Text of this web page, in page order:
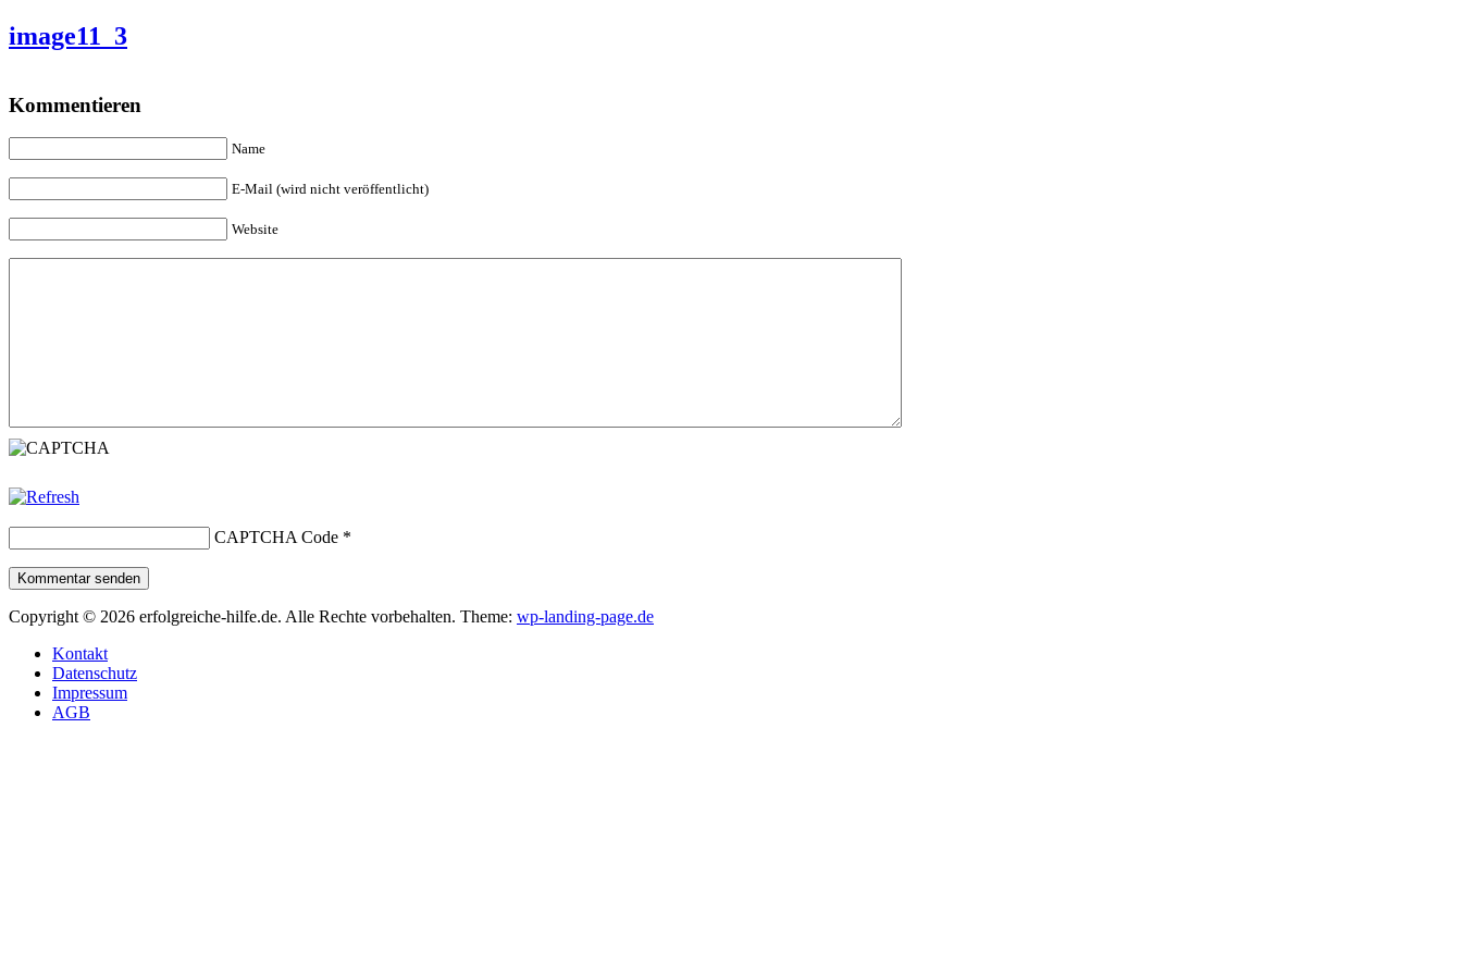
image11_3
Kommentieren
Name
E-Mail (wird nicht veröffentlicht)
Website
CAPTCHA Code *
Kommentar senden
Copyright © 2026 erfolgreiche-hilfe.de. Alle Rechte vorbehalten. Theme: wp-landing-page.de
Kontakt
Datenschutz
Impressum
AGB